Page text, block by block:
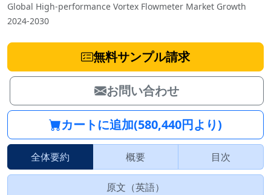
Global High-performance Vortex Flowmeter Market Growth
2024-2030
無料サンプル請求
お問い合わせ
カートに追加(580,440円より)
全体要約 概要 目次
原文（英語）